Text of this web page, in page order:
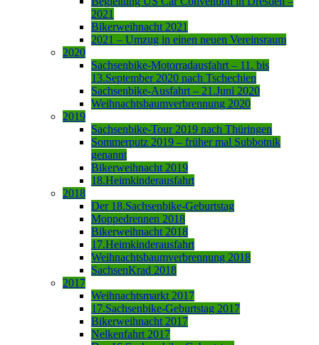
2021
Bikerweihnacht 2021
2021 – Umzug in einen neuen Vereinsraum
2020
Sachsenbike-Motorradausfahrt – 11. bis
13.September 2020 nach Tschechien
Sachsenbike-Ausfahrt – 21.Juni 2020
Weihnachtsbaumverbrennung 2020
2019
Sachsenbike-Tour 2019 nach Thüringen
Sommerputz 2019 – früher mal Subbotnik
genannt
Bikerweihnacht 2019
18.Heimkinderausfahrt
2018
Der 18.Sachsenbike-Geburtstag
Moppedrennen 2018
Bikerweihnacht 2018
17.Heimkinderausfahrt
Weihnachtsbaumverbrennung 2018
SachsenKrad 2018
2017
Weihnachtsmarkt 2017
17.Sachsenbike-Geburtstag 2017
Bikerweihnacht 2017
Nelkenfahrt 2017